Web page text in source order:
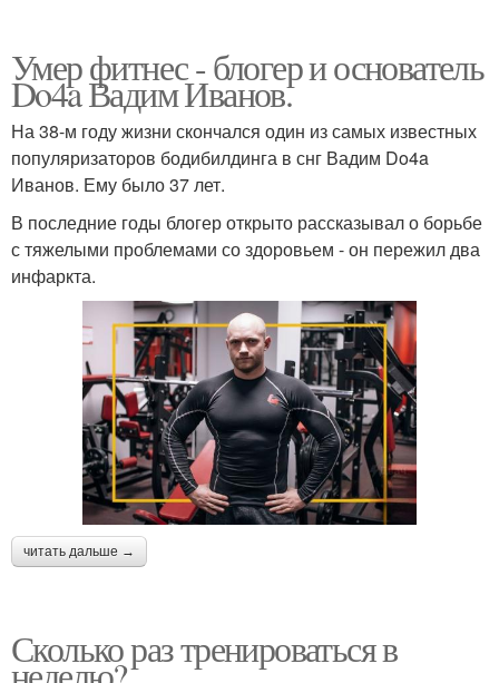
Умер фитнес - блогер и основатель
Do4a Вадим Иванов.
На 38-м году жизни скончался один из самых известных
популяризаторов бодибилдинга в снг Вадим Do4a
Иванов. Ему было 37 лет.
В последние годы блогер открыто рассказывал о борьбе
с тяжелыми проблемами со здоровьем - он пережил два
инфаркта.
читать дальше →
Сколько раз тренироваться в